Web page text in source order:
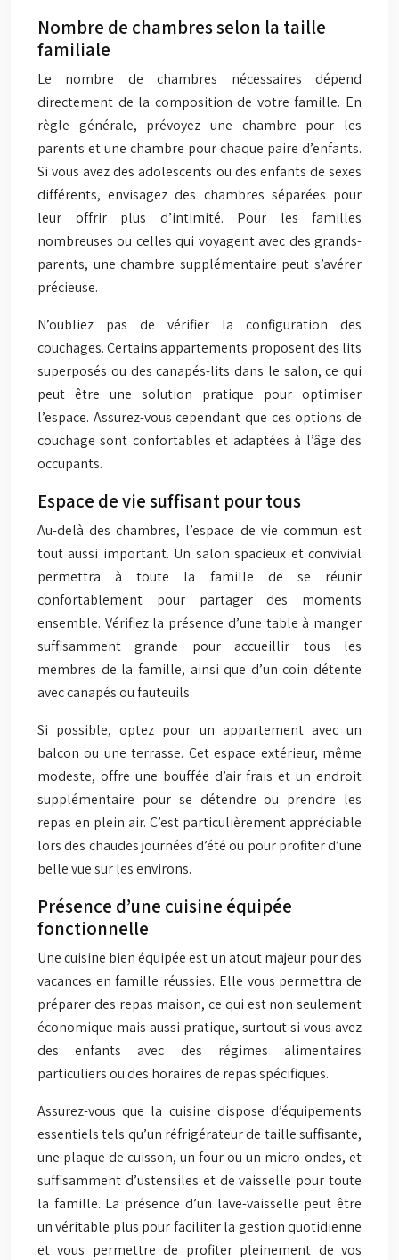
Nombre de chambres selon la taille
familiale
Le nombre de chambres nécessaires dépend
directement de la composition de votre famille. En
règle générale, prévoyez une chambre pour les
parents et une chambre pour chaque paire d’enfants.
Si vous avez des adolescents ou des enfants de sexes
différents, envisagez des chambres séparées pour
leur offrir plus d’intimité. Pour les familles
nombreuses ou celles qui voyagent avec des grands-
parents, une chambre supplémentaire peut s’avérer
précieuse.
N’oubliez pas de vérifier la configuration des
couchages. Certains appartements proposent des lits
superposés ou des canapés-lits dans le salon, ce qui
peut être une solution pratique pour optimiser
l’espace. Assurez-vous cependant que ces options de
couchage sont confortables et adaptées à l’âge des
occupants.
Espace de vie suffisant pour tous
Au-delà des chambres, l’espace de vie commun est
tout aussi important. Un salon spacieux et convivial
permettra à toute la famille de se réunir
confortablement pour partager des moments
ensemble. Vérifiez la présence d’une table à manger
suffisamment grande pour accueillir tous les
membres de la famille, ainsi que d’un coin détente
avec canapés ou fauteuils.
Si possible, optez pour un appartement avec un
balcon ou une terrasse. Cet espace extérieur, même
modeste, offre une bouffée d’air frais et un endroit
supplémentaire pour se détendre ou prendre les
repas en plein air. C’est particulièrement appréciable
lors des chaudes journées d’été ou pour profiter d’une
belle vue sur les environs.
Présence d’une cuisine équipée
fonctionnelle
Une cuisine bien équipée est un atout majeur pour des
vacances en famille réussies. Elle vous permettra de
préparer des repas maison, ce qui est non seulement
économique mais aussi pratique, surtout si vous avez
des enfants avec des régimes alimentaires
particuliers ou des horaires de repas spécifiques.
Assurez-vous que la cuisine dispose d’équipements
essentiels tels qu’un réfrigérateur de taille suffisante,
une plaque de cuisson, un four ou un micro-ondes, et
suffisamment d’ustensiles et de vaisselle pour toute
la famille. La présence d’un lave-vaisselle peut être
un véritable plus pour faciliter la gestion quotidienne
et vous permettre de profiter pleinement de vos